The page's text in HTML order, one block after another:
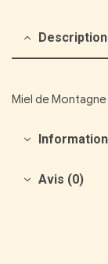
Description
Miel de
Avis (0)